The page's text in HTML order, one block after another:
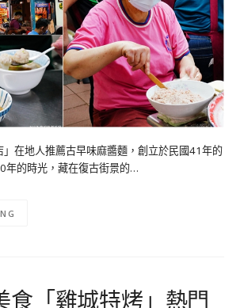
」在地人推薦古早味麻醬麵，創立於民國41年的
年的時光，藏在復古街景的…
食「雞城特烤」熱門